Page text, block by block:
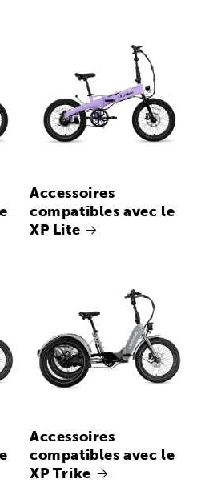
Accessoires
compatibles avec le
XP Lite
Accessoires
compatibles avec le
XP Trike